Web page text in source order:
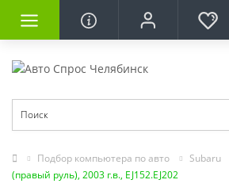
Подбор компьютера по авто Subaru
(правый руль), 2003 г.в., EJ152.EJ202